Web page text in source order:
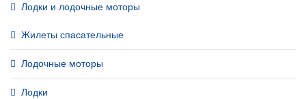
Лодки и лодочные моторы
Жилеты спасательные
Лодочные моторы
Лодки